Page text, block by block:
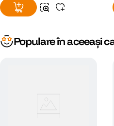
Populare în aceeași